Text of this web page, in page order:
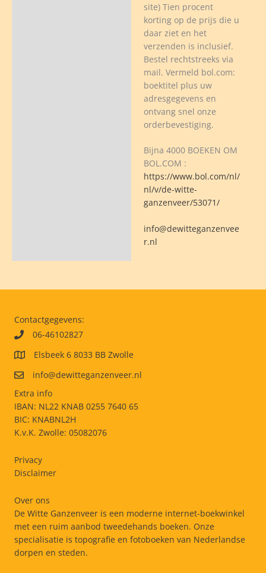
site) Tien procent
korting op de prijs die u
daar ziet en het
verzenden is inclusief.
Bestel rechtstreeks via
mail. Vermeld bol.com:
boektitel plus uw
adresgegevens en
ontvang snel onze
orderbevestiging.
Bijna 4000 BOEKEN OM
BOL.COM :
https://www.bol.com/nl/
nl/v/de-witte-
ganzenveer/53071/
info@dewitteganzenvee
r.nl
Contactgegevens:
06-46102827
Elsbeek 6 8033 BB Zwolle
info@dewitteganzenveer.nl
Extra info
IBAN: NL22 KNAB 0255 7640 65
BIC: KNABNL2H
K.v.K. Zwolle: 05082076
Privacy
Disclaimer
Over ons
De Witte Ganzenveer is een moderne internet-boekwinkel
met een ruim aanbod tweedehands boeken. Onze
specialisatie is topografie en fotoboeken van Nederlandse
dorpen en steden.